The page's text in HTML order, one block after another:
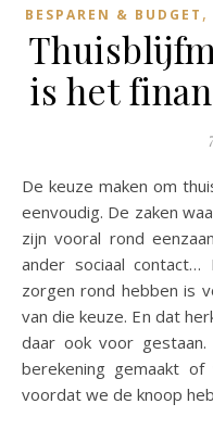
BESPAREN & BUDGET ,
is het
De keuze maken om thuisblijfmoeder te worden is niet zo
eenvoudig. De zaken
zijn vooral rond
ander sociaal
zorgen rond hebben is
van die keuze. En dat
daar ook voor
berekening gemaakt
voordat we de knoop